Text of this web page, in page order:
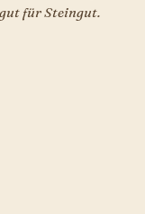
für Steingut.